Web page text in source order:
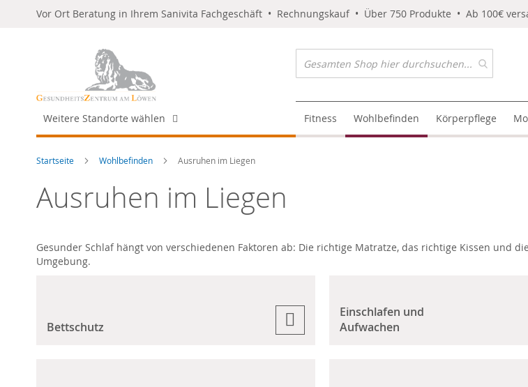
Vor Ort Beratung in Ihrem Sanivita Fachgeschäft • Rechnungskauf • Über 750 Produkte • Ab 100€
Weitere Standorte wählen Fitness Wohlbefinden Körperpflege
Startseite Wohlbefinden Ausruhen im Liegen
Ausruhen im Liegen
Gesunder Schlaf hängt von verschiedenen Faktoren ab: Die richtige Matratze, das richtige Kissen und
Umgebung.
Bettschutz
Einschlafen und
Aufwachen